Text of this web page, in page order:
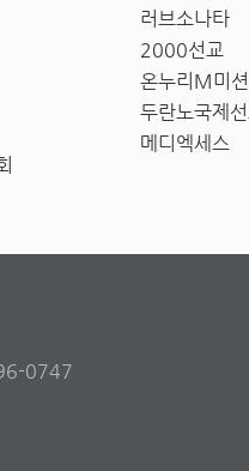
러브소나타
2000선교
온누리M미션
두란노국제선
메디엑세스
0747